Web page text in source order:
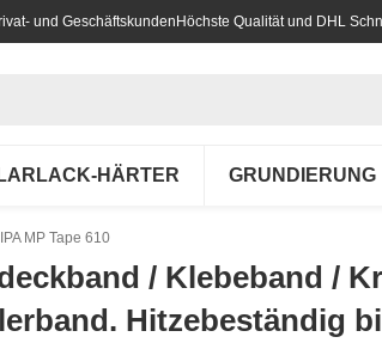
und Geschäftskunden Höchste Qualität und DHL
HÄRTER GRUNDIERUNG
MP Tape 610
/ Klebeband /
Hitzebeständig